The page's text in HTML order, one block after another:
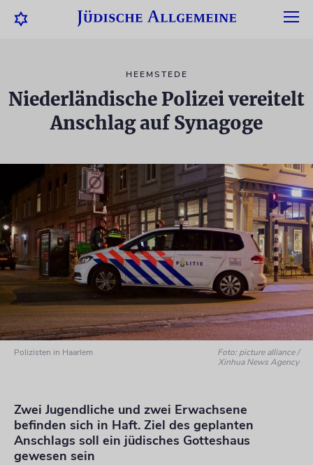
HEEMSTEDE
Niederländische Polizei vereitelt
Anschlag auf Synagoge
Polizisten in Haarlem
Foto: picture alliance /
Xinhua News Agency
Zwei Jugendliche und zwei Erwachsene
befinden sich in Haft. Ziel des geplanten
Anschlags soll ein jüdisches Gotteshaus
gewesen sein